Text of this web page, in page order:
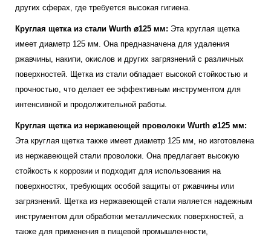
других сферах, где требуется высокая гигиена.
Круглая щетка из стали Wurth ⌀125 мм: Эта круглая щетка
имеет диаметр 125 мм. Она предназначена для удаления
ржавчины, накипи, окислов и других загрязнений с различных
поверхностей. Щетка из стали обладает высокой стойкостью и
прочностью, что делает ее эффективным инструментом для
интенсивной и продолжительной работы.
Круглая щетка из нержавеющей проволоки Wurth ⌀125 мм:
Эта круглая щетка также имеет диаметр 125 мм, но изготовлена
из нержавеющей стали проволоки. Она предлагает высокую
стойкость к коррозии и подходит для использования на
поверхностях, требующих особой защиты от ржавчины или
загрязнений. Щетка из нержавеющей стали является надежным
инструментом для обработки металлических поверхностей, а
также для применения в пищевой промышленности,